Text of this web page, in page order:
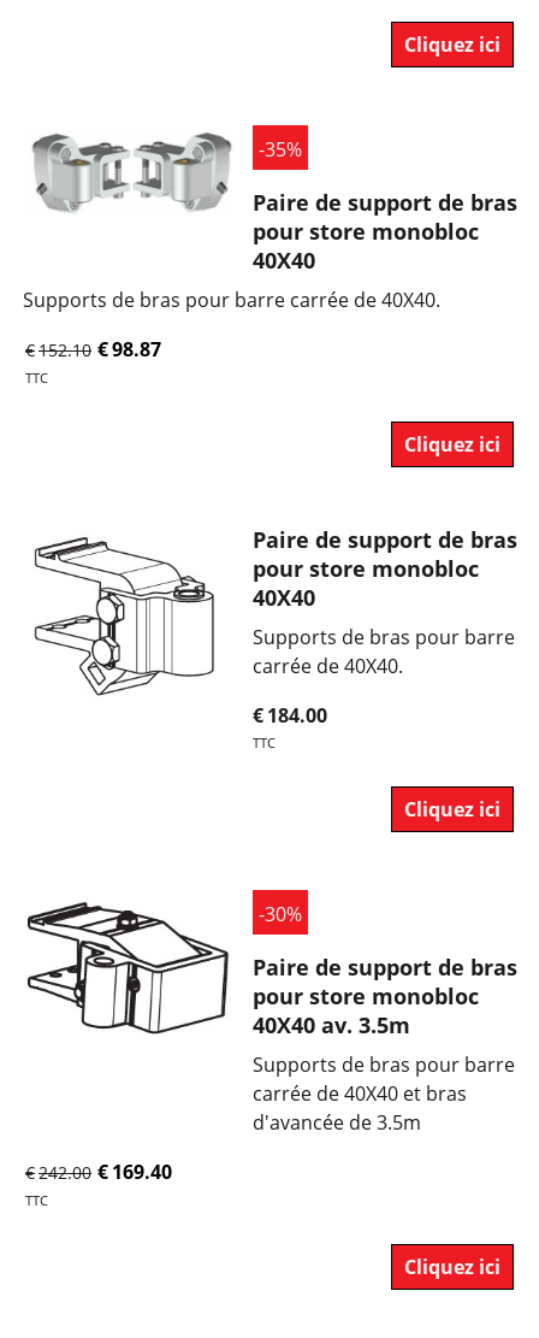
Cliquez ici
-35%
Paire de support de bras
pour store monobloc
40X40
Supports de bras pour barre carrée de 40X40.
€152.10 €98.87
TTC
Cliquez ici
Paire de support de bras
pour store monobloc
40X40
Supports de bras pour barre
carrée de 40X40.
€184.00
TTC
Cliquez ici
-30%
Paire de support de bras
pour store monobloc
40X40 av. 3.5m
Supports de bras pour barre
carrée de 40X40 et bras
d'avancée de 3.5m
€242.00 €169.40
TTC
Cliquez ici